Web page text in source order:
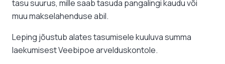
tasu suurus, mille saab tasuda pangalingi kaudu või
muu makselahenduse abil.
Leping jõustub alates tasumisele kuuluva summa
laekumisest Veebipoe arvelduskontole.